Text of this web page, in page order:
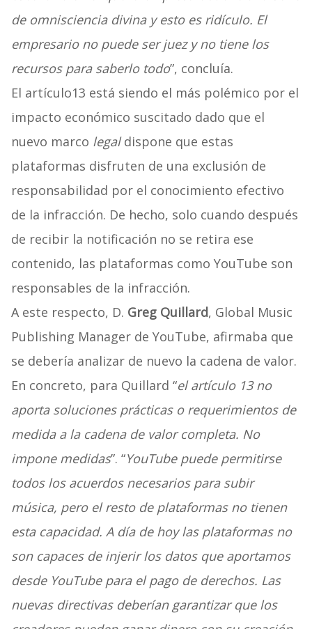
de omnisciencia divina y esto es ridículo. El
empresario no puede ser juez y no tiene los
recursos para saberlo todo”, concluía.
El artículo13 está siendo el más polémico por el
impacto económico suscitado dado que el
nuevo marco legaldispone que estas
plataformas disfruten de una exclusión de
responsabilidad por el conocimiento efectivo
de la infracción. De hecho, solo cuando después
de recibir la notificación no se retira ese
contenido, las plataformas como YouTube son
responsables de la infracción.
A este respecto, D. Greg Quillard, Global Music
Publishing Manager de YouTube, afirmaba que
se debería analizar de nuevo la cadena de valor.
En concreto, para Quillard “el artículo 13 no
aporta soluciones prácticas o requerimientos de
medida a la cadena de valor completa. No
impone medidas”. “YouTube puede permitirse
todos los acuerdos necesarios para subir
música, pero el resto de plataformas no tienen
esta capacidad. A día de hoy las plataformas no
son capaces de injerir los datos que aportamos
desde YouTube para el pago de derechos. Las
nuevas directivas deberían garantizar que los